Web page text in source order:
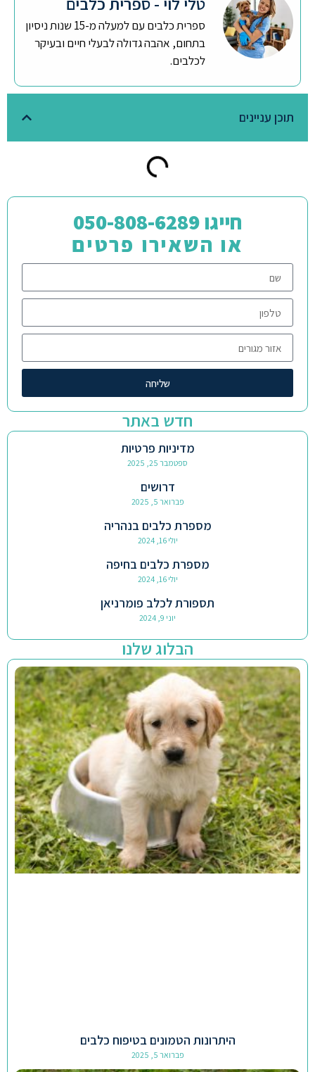
תוכן עניינים
חייגו 050-808-6289
או השאירו פרטים
שליחה
חדש באתר
מדיניות פרטיות
ספטמבר 25, 2025
דרושים
פברואר 5, 2025
מספרת כלבים בנהריה
יולי 16, 2024
מספרת כלבים בחיפה
יולי 16, 2024
תספורת לכלב פומרניאן
יוני 9, 2024
הבלוג שלנו
היתרונות הטמונים בטיפוח כלבים
פברואר 5, 2025
ספרית כלבים עם למעלה מ-15 שנות ניסיון
בתחום, אהבה גדולה לבעלי חיים ובעיקר
לכלבים.